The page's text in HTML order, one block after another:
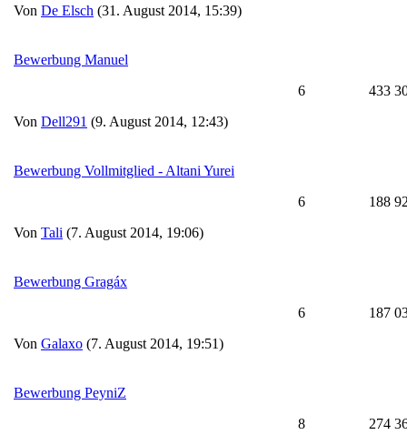
Von De Elsch (31. August 2014, 15:39)
Bewerbung Manuel
Von Dell291 (9. August 2014, 12:43)
6 433
Bewerbung Vollmitglied - Altani Yurei
Von Tali (7. August 2014, 19:06)
6 188
Bewerbung Gragáx
Von Galaxo (7. August 2014, 19:51)
6 187
Bewerbung PeyniZ
8 274